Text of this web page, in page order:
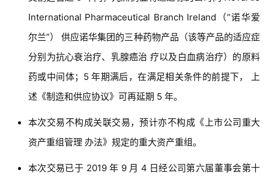
International Pharmaceutical Branch Ireland（“诺华爱
尔兰”） 供应诺华集团的三种药物产品（该等产品的适应症
分别为抗心衰治疗、乳腺癌治 疗以及白血病治疗）的原料
药或中间体； 5 年期满后，在满足相关条件的前提下， 上
述《制造和供应协议》可再延期 5 年。
本次交易不构成关联交易，预计亦不构成《上市公司重大
资产重组管理 办法》规定的重大资产重组。
本次交易已于 2019 年 9 月 4 日经公司第六届董事会第十